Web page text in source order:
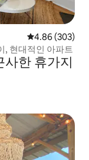
평점 4.86점(5
4.86 (303)
, 현대적인 아파트
사한 휴가지